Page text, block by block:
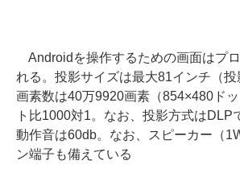
Androidを操作するための画面はプ
れる。投影サイズは最大81インチ（投
画素数は40万9920画素（854×480ド
ト比1000対1。なお、投影方式はDLP
動作音は60db。なお、スピーカー（
ン端子も備えている